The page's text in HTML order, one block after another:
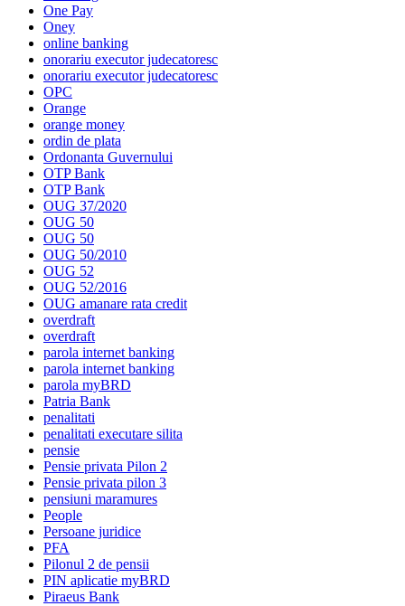
One Pay
Oney
online banking
onorariu executor judecatoresc
onorariu executor judecatoresc
OPC
Orange
orange money
ordin de plata
Ordonanta Guvernului
OTP Bank
OTP Bank
OUG 37/2020
OUG 50
OUG 50
OUG 50/2010
OUG 52
OUG 52/2016
OUG amanare rata credit
overdraft
overdraft
parola internet banking
parola internet banking
parola myBRD
Patria Bank
penalitati
penalitati executare silita
pensie
Pensie privata Pilon 2
Pensie privata pilon 3
pensiuni maramures
People
Persoane juridice
PFA
Pilonul 2 de pensii
PIN aplicatie myBRD
Piraeus Bank